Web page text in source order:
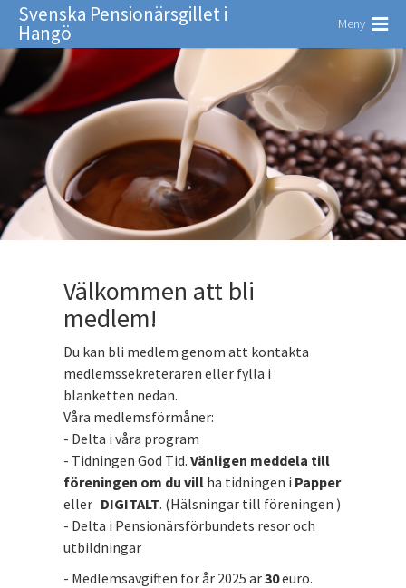
Svenska Pensionärsgillet i
Hangö Meny
Välkommen att bli
medlem!
Du kan bli medlem genom att kontakta
medlemssekreteraren eller fylla i
blanketten nedan.
Våra medlemsförmåner:
- Delta i våra program
- Tidningen God Tid. Vänligen meddela till
föreningen om du vill ha tidningen i Papper
eller DIGITALT. (Hälsningar till föreningen )
- Delta i Pensionärsförbundets resor och
utbildningar
- Medlemsavgiften för år 2025 är30euro.